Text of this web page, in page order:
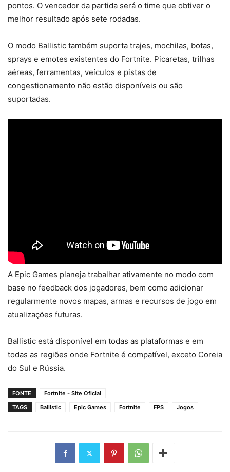
pontos. O vencedor da partida será o time que obtiver o
melhor resultado após sete rodadas.
O modo Ballistic também suporta trajes, mochilas, botas,
sprays e emotes existentes do Fortnite. Picaretas, trilhas
aéreas, ferramentas, veículos e pistas de
congestionamento não estão disponíveis ou são
suportadas.
A Epic Games planeja trabalhar ativamente no modo com
base no feedback dos jogadores, bem como adicionar
regularmente novos mapas, armas e recursos de jogo em
atualizações futuras.
Ballistic está disponível em todas as plataformas e em
todas as regiões onde Fortnite é compatível, exceto Coreia
do Sul e Rússia.
FONTE
Fortnite - Site Oficial
TAGS
Ballistic Epic Games Fortnite FPS Jogos